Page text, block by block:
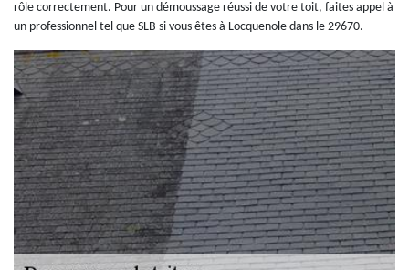
rôle correctement. Pour un démoussage réussi de votre toit, faites appel à
un professionnel tel que SLB si vous êtes à Locquenole dans le 29670.